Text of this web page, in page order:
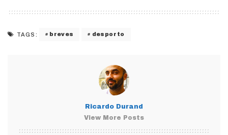
TAGS: breves desporto
Ricardo Durand
View More Posts